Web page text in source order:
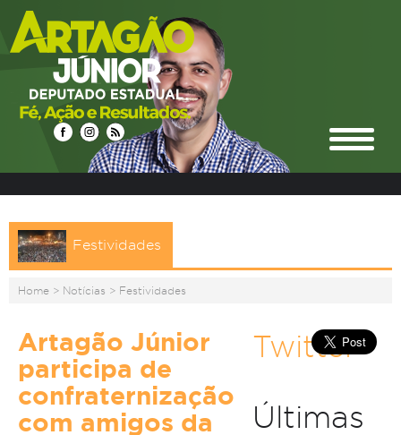
Festividades
Home > Notícias > Festividades
Artagão Júnior
participa de
confraternização
com amigos da
Twitter
Últimas